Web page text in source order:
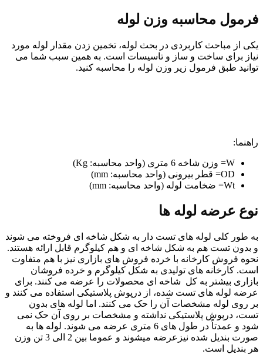
فرمول محاسبه وزن لوله
یکی از مباحث کاربردی در بحث لوله، تخمین زدن مقدار لوله مورد
نیاز برای ساخت و ساز و تاسیسات است. به همین سبب شما می
توانید طبق فرمول زیر وزن لوله را محاسبه کنید.
راهنما:
W= وزن شاخه 6 متری (واحد محاسبه: Kg)
OD= قطر بیرونی (واحد محاسبه: mm)
Wt= ضخامت لوله (واحد محاسبه: mm)
نوع عرضه لوله ها
به طور کلی لوله های تست دار به شکل شاخه ای فروخته می شوند
و بدون تست هم به شکل شاخه ای و هم کیلوگرم قابل ارائه هستند.
نحوه فروش کارخانه با خرده فروش های بازاری نیز با هم متفاوت
است. کارخانه های تولیدی به شکل کیلوگرم و خرده فروشان
بازاری بیشتر به کل شاخه ای محصولات را عرضه می کنند. برای
عرضه لوله های تست شده، از درپوش پلاستیکی استفاده می کنند و
بر روی لوله مشخصات آن را حک می کنند. اما لوله های بدون
تست، درپوش پلاستیکی نداشته و مشخصات بر روی آن حک نمی
شود و عمدتاً در طول های 6 متری عرضه می شوند. لوله ها به
صورت بندیل شده نیزعرضه میشوند و عموما بین 2 الی 3 تن وزن
هر بندیل است.